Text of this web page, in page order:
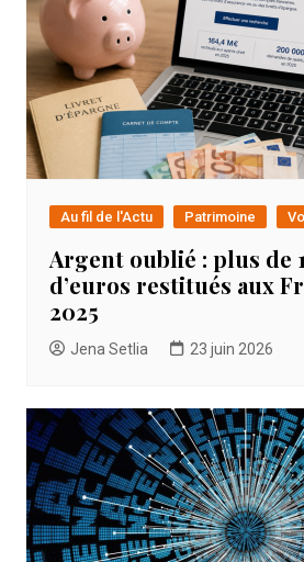
Au fil de l'Actu Patrimoine
Argent oublié : plus de
d’euros restitués aux
2025
Jena Setlia 23 juin 2026